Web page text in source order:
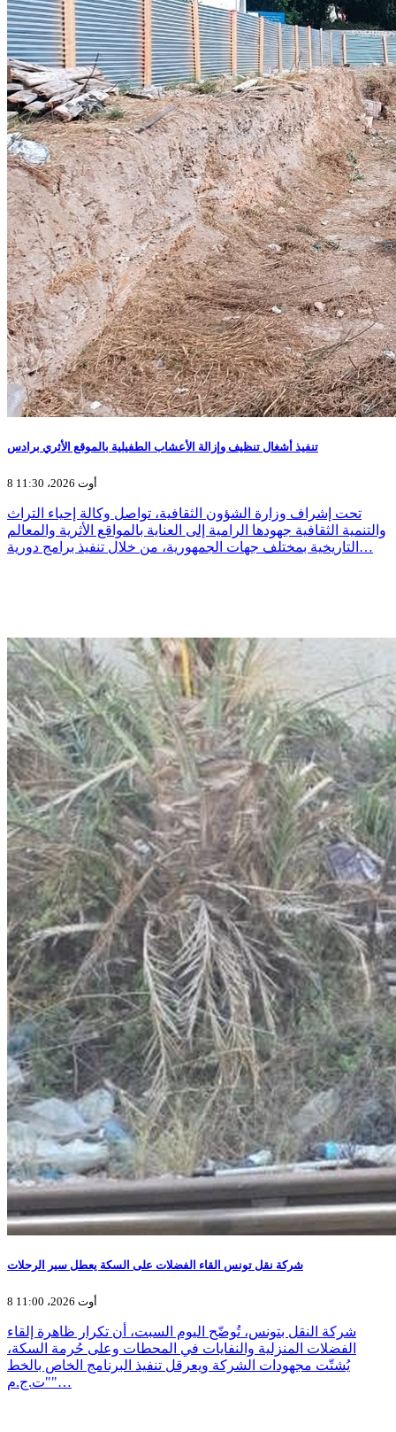
تنفيذ أشغال تنظيف وإزالة الأعشاب الطفيلية بالموقع الأثري برادس
8 أوت 2026، 11:30
تحت إشراف وزارة الشؤون الثقافية، تواصل وكالة إحياء التراث
والتنمية الثقافية جهودها الرامية إلى العناية بالمواقع الأثرية والمعالم
التاريخية بمختلف جهات الجمهورية، من خلال تنفيذ برامج دورية…
شركة نقل تونس القاء الفضلات على السكة يعطل سير الرحلات
8 أوت 2026، 11:00
شركة النقل بتونس، تُوضّح اليوم السبت، أن تكرار ظاهرة إلقاء
الفضلات المنزلية والنفايات في المحطات وعلى حُرمة السكة،
يُشتّت مجهودات الشركة ويعرقل تنفيذ البرنامج الخاص بالخط
"ت.ج.م"…